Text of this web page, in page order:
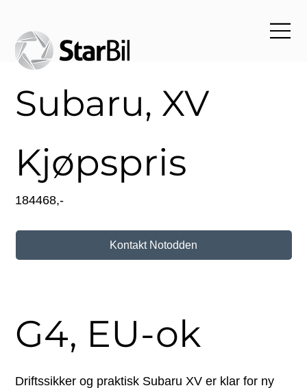
G4, EU-ok
Driftssikker og praktisk Subaru XV er klar for ny
Kjøpspris
184468,-
Kontakt Notodden
Subaru, XV